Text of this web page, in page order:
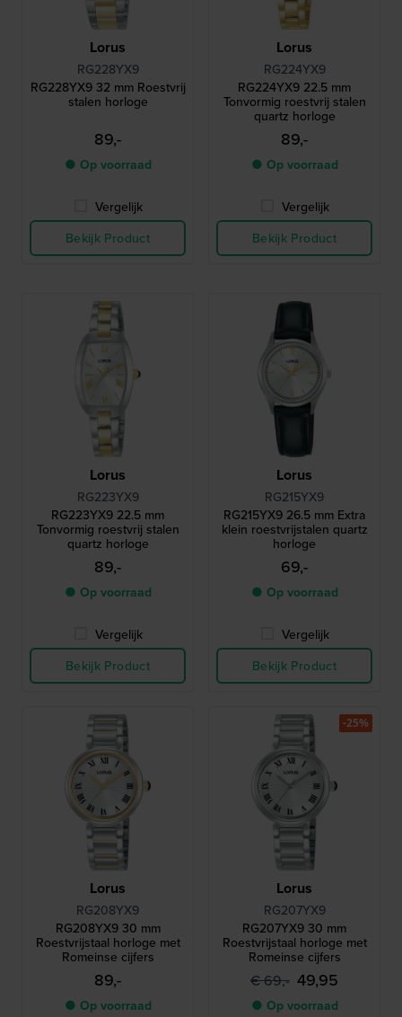
Lorus
RG228YX9
RG228YX9 32 mm Roestvrij
stalen horloge
89,-
● Op voorraad
Vergelijk
Bekijk Product
Lorus
RG224YX9
RG224YX9 22.5 mm
Tonvormig roestvrij stalen
quartz horloge
89,-
● Op voorraad
Vergelijk
Bekijk Product
Lorus
RG223YX9
RG223YX9 22.5 mm
Tonvormig roestvrij stalen
quartz horloge
89,-
● Op voorraad
Vergelijk
Bekijk Product
Lorus
RG215YX9
RG215YX9 26.5 mm Extra
klein roestvrijstalen quartz
horloge
69,-
● Op voorraad
Vergelijk
Bekijk Product
Lorus
RG208YX9
RG208YX9 30 mm
Roestvrijstaal horloge met
Romeinse cijfers
89,-
● Op voorraad
Lorus
RG207YX9
RG207YX9 30 mm
Roestvrijstaal horloge met
Romeinse cijfers
€ 69,- 49,95
● Op voorraad
-25%